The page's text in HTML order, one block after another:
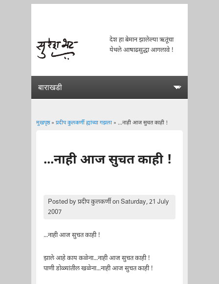
देश हा बेमान झालेल्या ऋतूंचा
येथले आषाढसुद्धा आगलावे !
मुखपृष्ठ» प्रदीप कुलकर्णी ह्यांच्या गझला» ...नाही आज सुचत काही !
...नाही आज सुचत काही !
Posted byप्रदीप कुलकर्णीon Saturday, 21 July
2007
...नाही आज सुचत काही !
झाले आहे काय कळेना...नाही आज सुचत काही !
पाणी डोळ्यांतील खळेना...नाही आज सुचत काही !